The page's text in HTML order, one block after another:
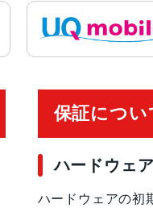
保証につい
ハードウェ
ハードウェアの初